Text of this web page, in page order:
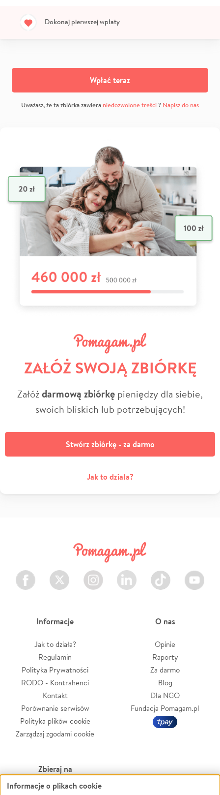
Dokonaj pierwszej wpłaty
Wpłać teraz
Uważasz, że ta zbiórka zawiera niedozwolone treści? Napisz do nas
ZAŁÓŻ SWOJĄ ZBIÓRKĘ
Załóżdarmową zbiórkę pieniędzy dla siebie,
swoich bliskich lub potrzebujących!
Stwórz zbiórkę - za darmo
Jak to działa?
Facebook Twitter Instagram LinkedIn TikTok Youtube
Informacje
Jak to działa?
Regulamin
Polityka Prywatności
RODO - Kontrahenci
Kontakt
Porównanie serwisów
Polityka plików cookie
Zarządzaj zgodami cookie
O nas
Opinie
Raporty
Za darmo
Blog
Dla NGO
Fundacja Pomagam.pl
Zbieraj na
Leczenie
Informacje o plikach cookie